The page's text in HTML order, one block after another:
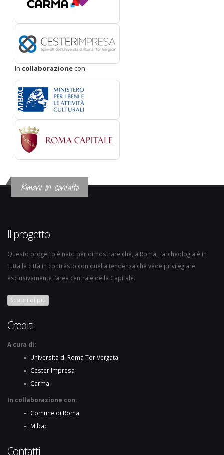
In collaborazionecon
Rimani in contatto
Il progetto
Questo progetto è nato per dimostrare che, a Roma, l’archeologia è in
tutta la città in contrasto con quella tendenza che vede privilegiare
esclusivamente l’area centrale della Capitale.
Scopri di più
Crediti
A cura di:
Università di Roma Tor Vergata
Cester Impresa
Carma
In collaborazione con:
Comune di Roma
Mibac
Contatti